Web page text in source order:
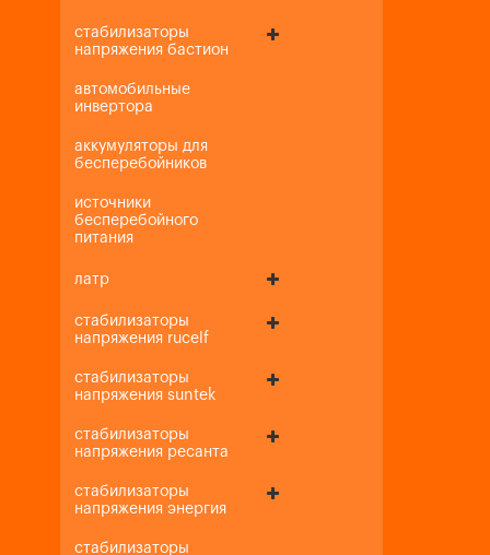
стабилизаторы
напряжения бастион
автомобильные
инвертора
аккумуляторы для
бесперебойников
источники
бесперебойного
питания
латр
стабилизаторы
напряжения rucelf
стабилизаторы
напряжения suntek
стабилизаторы
напряжения ресанта
стабилизаторы
напряжения энергия
стабилизаторы